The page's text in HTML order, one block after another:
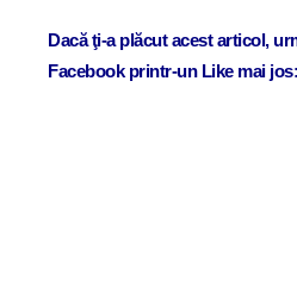
Dacă ţi-a plăcut acest articol,
Facebook printr-un Like mai jos: